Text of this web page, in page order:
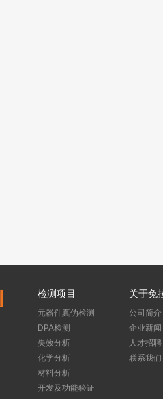
检测项目
元器件真伪检测
DPA检测
失效分析
化学分析
材料分析
开发及功能验证
关于兔
公司简介
企业新闻
人才招聘
联系我们